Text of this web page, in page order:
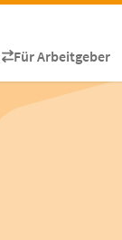
Für Arbeitgeber